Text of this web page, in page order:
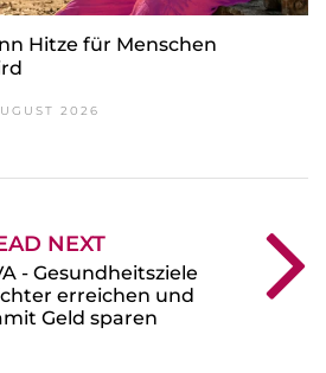
Hitze für Menschen
2026
NEXT
- Gesundheitsziele
erreichen und
Geld sparen